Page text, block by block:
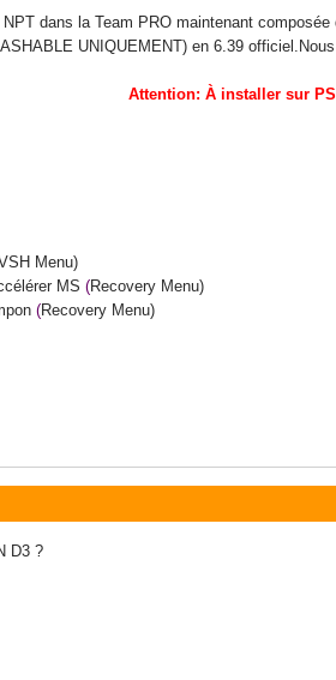
dans la Team PRO maintenant
UNIQUEMENT) en 6.39
Attention: À installer sur
Menu)
MS (Recovery Menu)
(Recovery Menu)
D3 ?